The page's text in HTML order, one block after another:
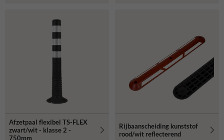
Afzetpaal flexibel TS-FLEX
zwart/wit - klasse 2 -
750mm
Rijbaanscheiding kunststof
rood/wit reflecterend